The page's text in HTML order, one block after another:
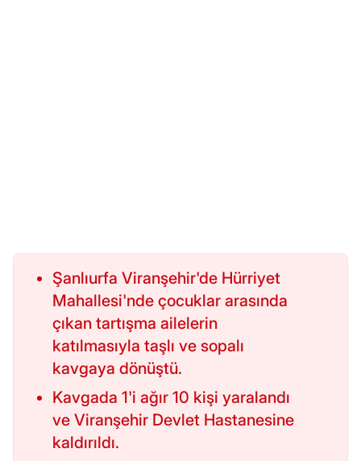
Şanlıurfa Viranşehir'de Hürriyet
Mahallesi'nde çocuklar arasında
çıkan tartışma ailelerin
katılmasıyla taşlı ve sopalı
kavgaya dönüştü.
Kavgada 1'i ağır 10 kişi yaralandı
ve Viranşehir Devlet Hastanesine
kaldırıldı.